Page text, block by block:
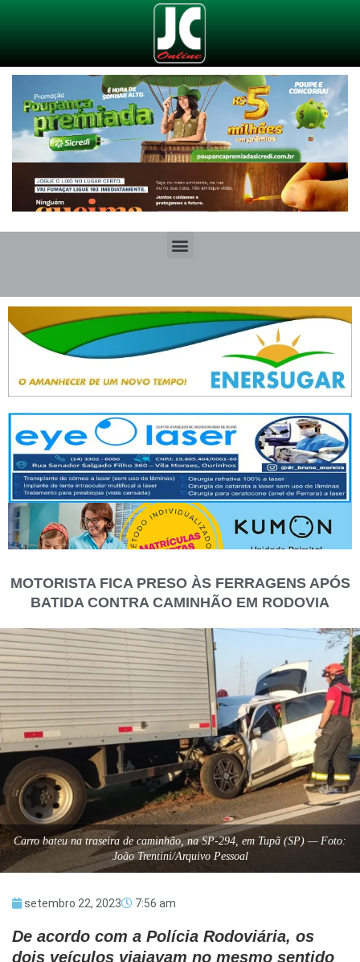
MOTORISTA FICA PRESO ÀS FERRAGENS APÓS
BATIDA CONTRA CAMINHÃO EM RODOVIA
Carro bateu na traseira de caminhão, na SP-294, em Tupã (SP) — Foto:
João Trentini/Arquivo Pessoal
setembro 22, 2023 7:56 am
De acordo com a Polícia Rodoviária, os
dois veículos viajavam no mesmo sentido